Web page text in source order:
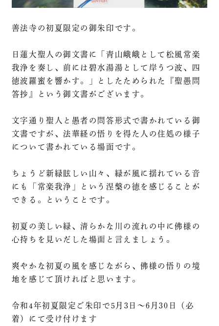
善法寺の初夏限定の御朱印です。
日蓮大聖人の御文書に「青山峨峨として松風常楽
我浄を奏し、前には碧水湯湯として岸うつ波、四
徳波羅蜜を響かす。」としたためられた『聖愚問
答抄』という御文書がございます。
文字通り聖人と愚者の問答形式で書かれている御
文書ですが、法華経の悟りを得た人の住処の様子
について書かれている場面です。
ちょうど新緑眩しい山々、緑が風に揺れている音
にも「常楽我浄」という涅槃の徳を感じることが
できる。ということです。
初夏の美しい緑、清らかな川の流れの中に佛様の
心持ちを見いだした場面と言えましょう。
爽やかな初夏の風を感じながら、佛様の悟りの境
地を感じて頂ければと思います。
令和4年初夏限定ご朱印で5月3日〜6月30日（必
着）にて受け付けます